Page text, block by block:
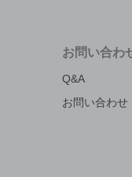
お問い合わ
Q&A
お問い合わせ